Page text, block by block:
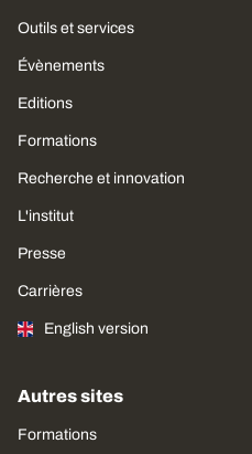
Outils et services
Évènements
Editions
Formations
Recherche et innovation
L'institut
Presse
Carrières
English version
Autres sites
Formations